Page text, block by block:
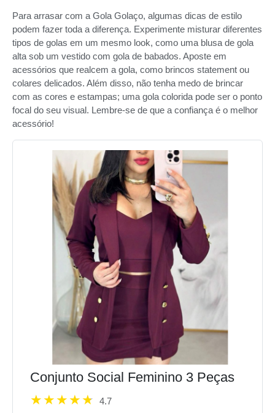
Para arrasar com a Gola Golaço, algumas dicas de estilo
podem fazer toda a diferença. Experimente misturar diferentes
tipos de golas em um mesmo look, como uma blusa de gola
alta sob um vestido com gola de babados. Aposte em
acessórios que realcem a gola, como brincos statement ou
colares delicados. Além disso, não tenha medo de brincar
com as cores e estampas; uma gola colorida pode ser o ponto
focal do seu visual. Lembre-se de que a confiança é o melhor
acessório!
Conjunto Social Feminino 3 Peças
4.7